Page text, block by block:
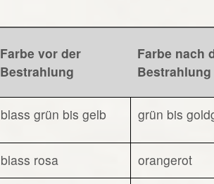
Farbe vor der
Bestrahlung
Farbe nach
Bestrahlung
blass grün bis gelb grün bis
blass rosa orangerot